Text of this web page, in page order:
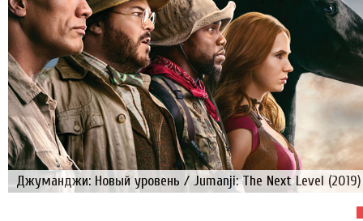
Джуманджи: Новый уровень / Jumanji: The Next Level (2019)